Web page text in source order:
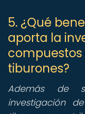
5. ¿Qué
aporta la
tiburones?
Además de
investigación de